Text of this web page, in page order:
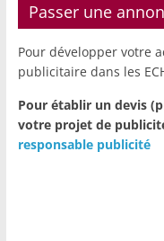
Passer une
Pour développer votre
publicitaire dans les
Pour établir un devis
votre projet de
responsable publicité